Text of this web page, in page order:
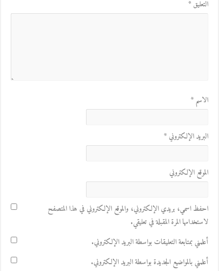
التعليق*
الاسم*
البريد الإلكتروني*
الموقع الإلكتروني
احفظ اسمي، بريدي الإلكتروني، والموقع الإلكتروني في هذا المتصفح
لاستخدامها المرة المقبلة في تعليقي.
أعلمني بمتابعة التعليقات بواسطة البريد الإلكتروني.
أعلمني بالمواضيع الجديدة بواسطة البريد الإلكتروني.